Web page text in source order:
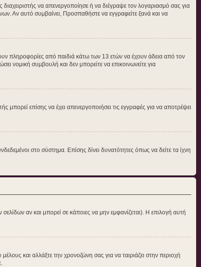
να απενεργοποίησε ή να διέγραψε τον λογαριασμό σας για
Αν αυτό συμβαίνει, Προσπαθήστε να εγγραφείτε ξανά και να
πληροφορίες από παιδιά κάτω των 13 ετών να έχουν άδεια από τον
συμβουλή και δεν μπορείτε να επικοινωνείτε για
μπορεί επίσης να έχει απενεργοποιήσει τις εγγραφές για να αποτρέψει
στο σύστημα. Επίσης δίνει δυνατότητες όπως να δείτε τα ίχνη
αν και μπορεί σε κάποιες να μην εμφανίζεται). Η επιλογή αυτή
και αλλάξτε την χρονοζώνη σας για να ταιριάζει στην περιοχή